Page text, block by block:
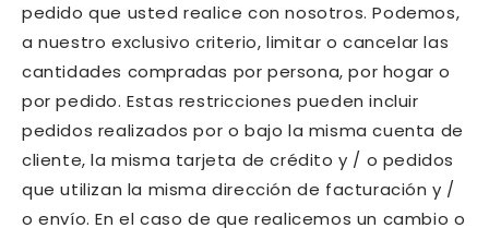
pedido que usted realice con nosotros. Podemos,
a nuestro exclusivo criterio, limitar o cancelar las
cantidades compradas por persona, por hogar o
por pedido. Estas restricciones pueden incluir
pedidos realizados por o bajo la misma cuenta de
cliente, la misma tarjeta de crédito y / o pedidos
que utilizan la misma dirección de facturación y /
o envío. En el caso de que realicemos un cambio o